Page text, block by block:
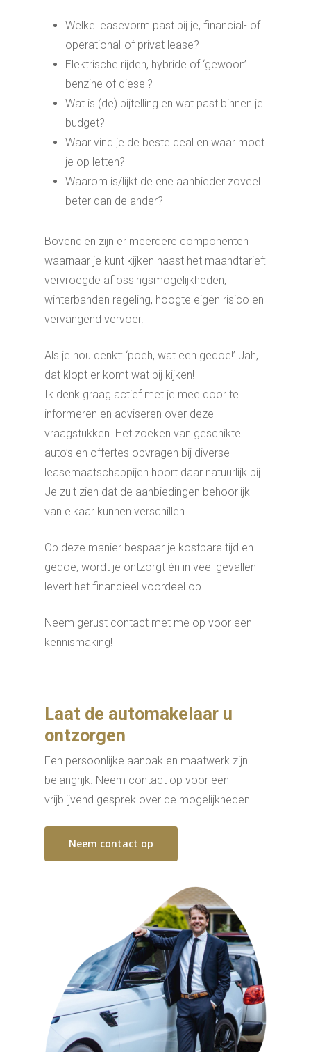
Welke leasevorm past bij je, financial- of
operational-of privat lease?
Elektrische rijden, hybride of ‘gewoon’
benzine of diesel?
Wat is (de) bijtelling en wat past binnen je
budget?
Waar vind je de beste deal en waar moet
je op letten?
Waarom is/lijkt de ene aanbieder zoveel
beter dan de ander?
Bovendien zijn er meerdere componenten
waarnaar je kunt kijken naast het maandtarief:
vervroegde aflossingsmogelijkheden,
winterbanden regeling, hoogte eigen risico en
vervangend vervoer.
Als je nou denkt: ‘poeh, wat een gedoe!’ Jah,
dat klopt er komt wat bij kijken!
Ik denk graag actief met je mee door te
informeren en adviseren over deze
vraagstukken. Het zoeken van geschikte
auto’s en offertes opvragen bij diverse
leasemaatschappijen hoort daar natuurlijk bij.
Je zult zien dat de aanbiedingen behoorlijk
van elkaar kunnen verschillen.
Op deze manier bespaar je kostbare tijd en
gedoe, wordt je ontzorgt én in veel gevallen
levert het financieel voordeel op.
Neem gerust contact met me op voor een
kennismaking!
Laat de automakelaar u
ontzorgen
Een persoonlijke aanpak en maatwerk zijn
belangrijk. Neem contact op voor een
vrijblijvend gesprek over de mogelijkheden.
Neem contact op